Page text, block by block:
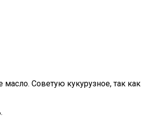
Советую кукурузное, так как